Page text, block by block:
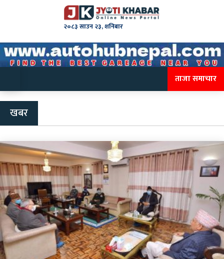
२०८३ साउन २३, शनिबार
ताजा समाचार
खबर